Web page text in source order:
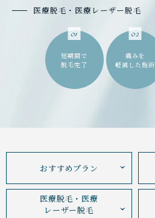
医療脱毛・医療レーザー脱毛
01
短期間で
脱毛完了
02
痛みを
軽減した施術
おすすめプラン
医療脱毛・医療
レーザー脱毛